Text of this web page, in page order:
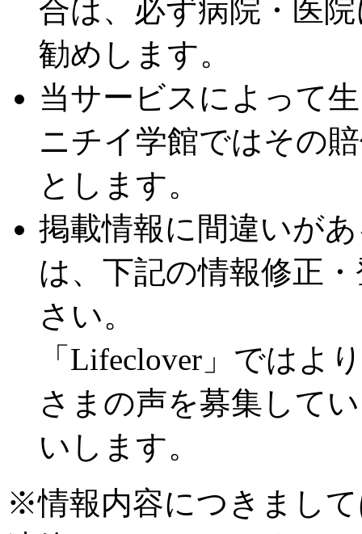
合は、必ず病院・医
勧めします。
当サービスによって
ニチイ学館ではその
とします。
掲載情報に間違いが
は、下記の情報修正
さい。
「Lifeclover」ではよ
さまの声を募集して
いします。
※情報内容につきまし